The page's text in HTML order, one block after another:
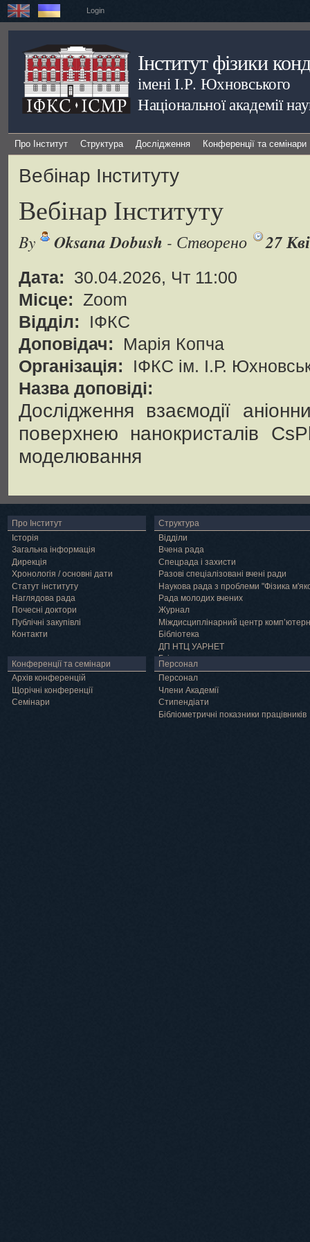
Login
Інститут фізики
імені І.Р. Юхновського
Національної академії
Про Інститут Структура Дослідження Конференції та семінари
Вебінар Інституту
Вебінар Інституту
By Oksana Dobush - Створено 27
Дата:
30.04.2026, Чт 11:00
Місце: Zoom
Відділ:
ІФКС
Доповідач:
Марія Копча
Організація:
ІФКС ім. І.Р.
Назва доповіді:
Дослідження взаємодії
поверхнею нанокристалів
моделювання
Про Інститут
Історія
Загальна інформація
Дирекція
Хронологія / основні дати
Статут інституту
Наглядова рада
Почесні доктори
Публічні закупівлі
Контакти
Структура
Відділи
Вчена рада
Спецрада і захисти
Разові спеціалізовані вчені ради
Наукова рада з проблеми "Фізика
Рада молодих вчених
Журнал
Міждисциплінарний центр
Бібліотека
ДП НТЦ УАРНЕТ
Грід
Конференції та семінари
Архів конференцій
Щорічні конференції
Семінари
Персонал
Персонал
Члени Академії
Cтипендіати
Бібліометричні показники працівників